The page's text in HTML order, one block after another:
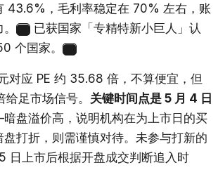
43.6%，毛利率稳定在 70% 左右，账
已获国家「专精特新小巨人」认
个国家。
对应 PE 约 35.68 倍，不算便宜，但
足市场信号。 关键时间点是 5 月 4 日
盘溢价高，说明机构在为上市日的买
打折，则需谨慎对待。未参与打新的
日上市后根据开盘成交判断追入时